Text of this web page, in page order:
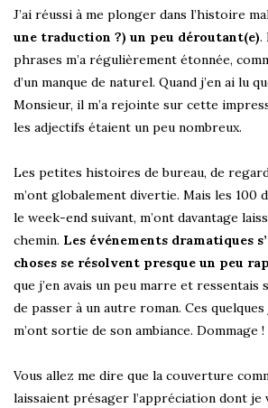
J’ai réussi à me plonger dans l’histoire
une traduction ?) un peu déroutant(e).
phrases m’a régulièrement étonnée,
d’un manque de naturel. Quand j’en ai lu
Monsieur, il m’a rejointe sur cette
les adjectifs étaient un peu nombreux.
Les petites histoires de bureau, de
m’ont globalement divertie. Mais les 100
le week-end suivant, m’ont davantage
chemin. Les événements dramatiques
choses se résolvent presque un peu
que j’en avais un peu marre et ressentais
de passer à un autre roman. Ces
m’ont sortie de son ambiance. Dommage !
Vous allez me dire que la couverture
laissaient présager l’appréciation dont je